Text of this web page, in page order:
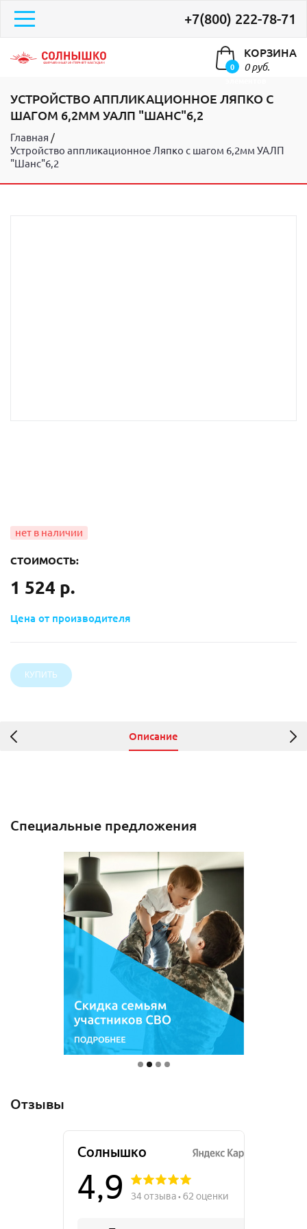
+7(800) 222-78-71
0
КОРЗИНА
0 руб.
УСТРОЙСТВО АППЛИКАЦИОННОЕ ЛЯПКО С
ШАГОМ 6,2ММ УАЛП "ШАНС"6,2
Главная
Устройство аппликационное Ляпко с шагом 6,2мм УАЛП
"Шанс"6,2
СТОИМОСТЬ:
1 524 р.
Цена от производителя
Описание
Специальные предложения
Отзывы